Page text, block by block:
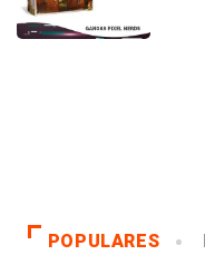
POPULARES